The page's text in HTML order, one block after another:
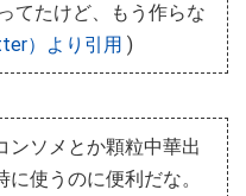
てたけど、もう作らな
）より引用 )
ンソメとか顆粒中華出
使うのに便利だな。